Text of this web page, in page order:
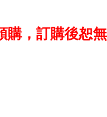
，訂購後恕